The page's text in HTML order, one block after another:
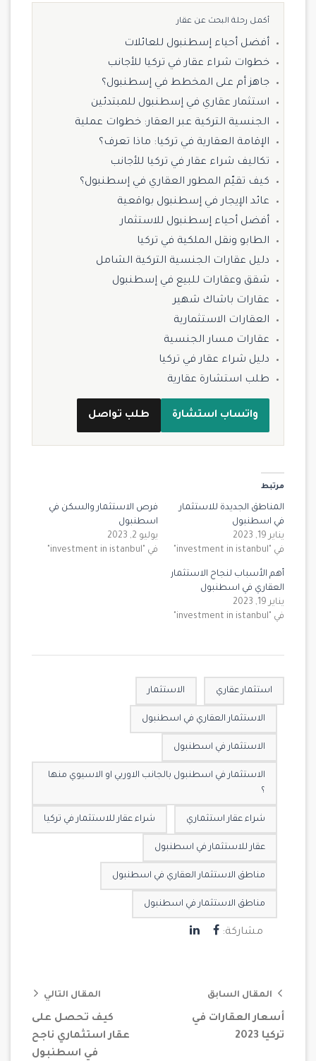
أكمل رحلة البحث عن عقار
أفضل أحياء إسطنبول للعائلات
خطوات شراء عقار في تركيا للأجانب
جاهز أم على المخطط في إسطنبول؟
استثمار عقاري في إسطنبول للمبتدئين
الجنسية التركية عبر العقار: خطوات عملية
الإقامة العقارية في تركيا: ماذا تعرف؟
تكاليف شراء عقار في تركيا للأجانب
كيف تقيّم المطور العقاري في إسطنبول؟
عائد الإيجار في إسطنبول بواقعية
أفضل أحياء إسطنبول للاستثمار
الطابو ونقل الملكية في تركيا
دليل عقارات الجنسية التركية الشامل
شقق وعقارات للبيع في إسطنبول
عقارات باشاك شهير
العقارات الاستثمارية
عقارات مسار الجنسية
دليل شراء عقار في تركيا
طلب استشارة عقارية
واتساب استشارة طلب تواصل
مرتبط
المناطق الجديدة للاستثمار
في اسطنبول
يناير 19, 2023
في "investment in istanbul"
فرص الاستثمار والسكن في
اسطنبول
يوليو 2, 2023
في "investment in istanbul"
أهم الأسباب لنجاح الاستثمار
العقاري في اسطنبول
يناير 19, 2023
في "investment in istanbul"
استثمار عقاري الاستثمار
الاستثمار العقاري في اسطنبول
الاستثمار في اسطنبول
الاستثمار في اسطنبول بالجانب الاوربي او الاسيوي منها
؟
شراء عقار استثماري شراء عقار للاستثمار في تركيا
عقار للاستثمار في اسطنبول
مناطق الاستثمار العقاري في اسطنبول
مناطق الاستثمار في اسطنبول
مشاركة:
المقال السابق
أسعار العقارات في
تركيا 2023
المقال التالي
كيف تحصل على
عقار استثماري ناجح
في اسطنبول